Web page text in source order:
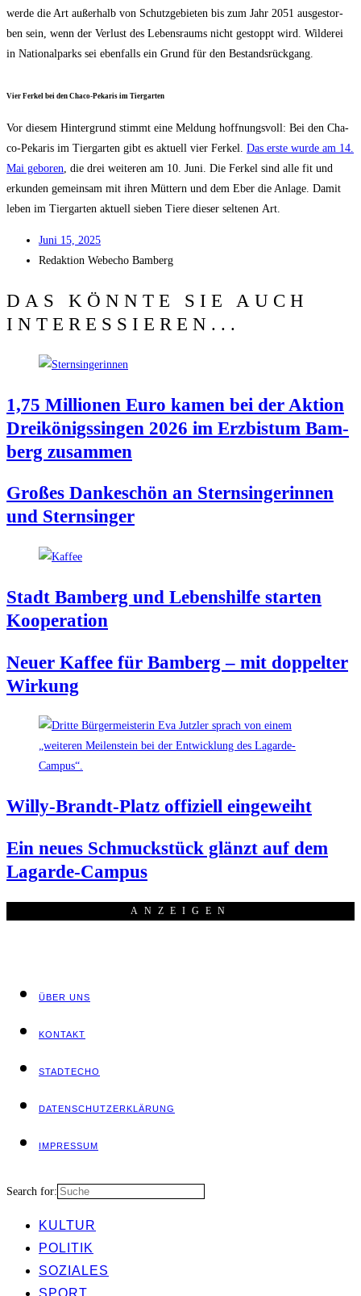
wer­de die Art außer­halb von Schutz­ge­bie­ten bis zum Jahr 2051 aus­ge­stor­
ben sein, wenn der Ver­lust des Lebens­raums nicht gestoppt wird. Wil­de­rei
in Natio­nal­parks sei eben­falls ein Grund für den Bestandsrückgang.
Vier Fer­kel bei den Cha­co-Peka­ris im Tiergarten
Vor die­sem Hin­ter­grund stimmt eine Mel­dung hoff­nungs­voll: Bei den Cha­
co-Peka­ris im Tier­gar­ten gibt es aktu­ell vier Fer­kel. Das ers­te wur­de am 14.
Mai gebo­ren, die drei wei­te­ren am 10. Juni. Die Fer­kel sind alle fit und
erkun­den gemein­sam mit ihren Müt­tern und dem Eber die Anla­ge. Damit
leben im Tier­gar­ten aktu­ell sie­ben Tie­re die­ser sel­te­nen Art.
Juni 15, 2025
Redak­ti­on Web­echo Bamberg
DAS KÖNNTE SIE AUCH
INTERESSIEREN...
1,75 Mil­lio­nen Euro kamen bei der Akti­on
Drei­kö­nigs­sin­gen 2026 im Erz­bis­tum Bam­
berg zusammen
Gro­ßes Dan­ke­schön an Stern­sin­ge­rin­nen
und Sternsinger
Stadt Bam­berg und Lebens­hil­fe star­ten
Kooperation
Neu­er Kaf­fee für Bam­berg – mit dop­pel­ter
Wirkung
Wil­ly-Brandt-Platz offi­zi­ell eingeweiht
Ein neu­es Schmuck­stück glänzt auf dem
Lagarde-Campus
ANZEI­GEN
ÜBER UNS
KON­TAKT
STADT­ECHO
DATEN­SCHUTZ­ER­KLÄ­RUNG
IMPRES­SUM
Search for:
KUL­TUR
POLI­TIK
SOZIA­LES
SPORT